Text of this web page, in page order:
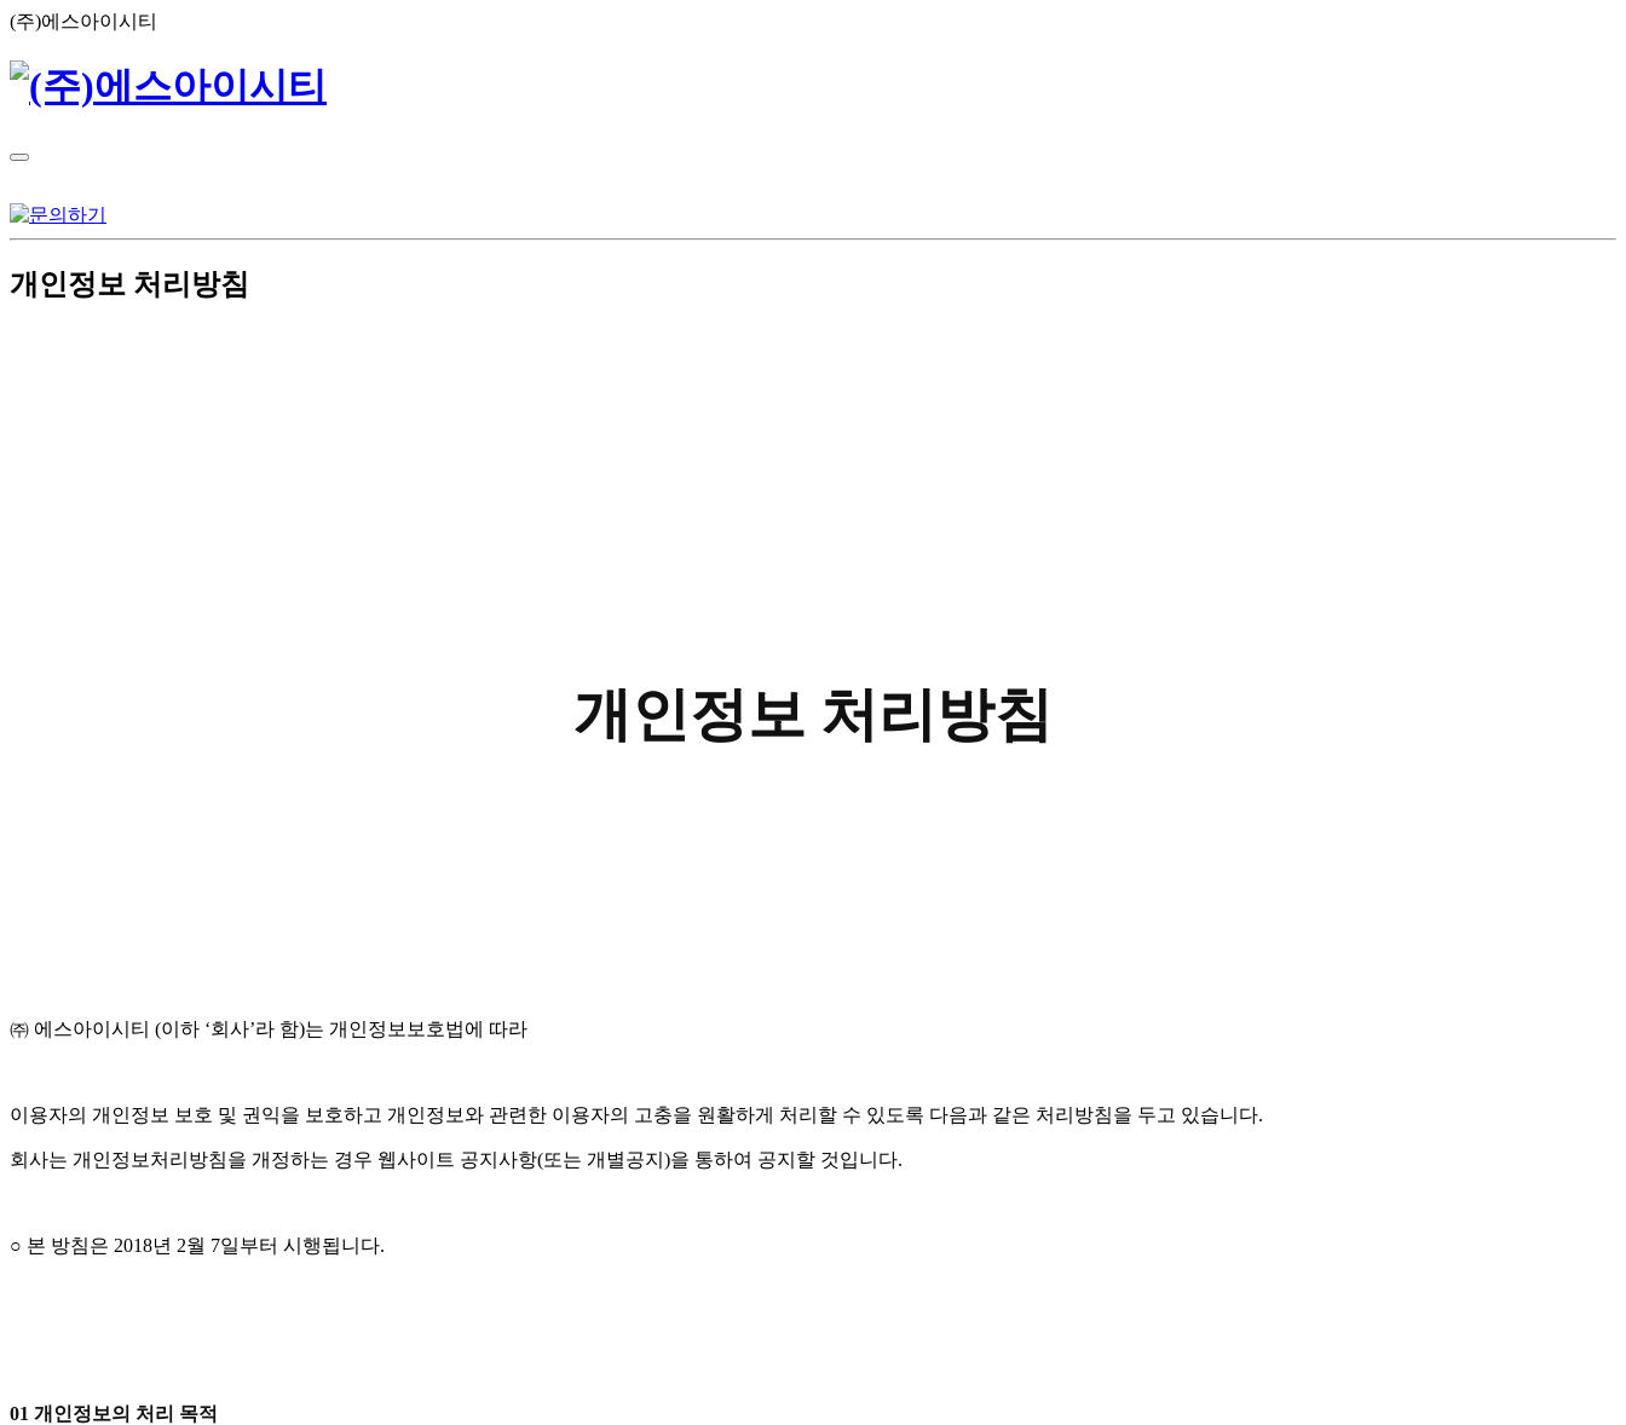
(주)에스아이시티
개인정보 처리방침
개인정보 처리방침
㈜ 에스아이시티 (이하 ‘회사’라 함)는 개인정보보호법에 따라
이용자의 개인정보 보호 및 권익을 보호하고 개인정보와 관련한 이용자의 고충을 원활하게 처리할 수 있도록 다음과 같은 처리방침을 두고 있습니다.
회사는 개인정보처리방침을 개정하는 경우 웹사이트 공지사항(또는 개별공지)을 통하여 공지할 것입니다.
○ 본 방침은 2018년 2월 7일부터 시행됩니다.
01 개인정보의 처리 목적